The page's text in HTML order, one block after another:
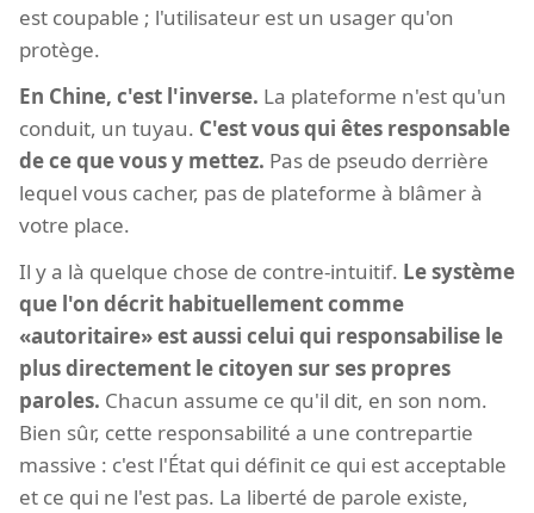
est coupable ; l'utilisateur est un usager qu'on
protège.
En Chine, c'est l'inverse. La plateforme n'est qu'un
conduit, un tuyau. C'est vous qui êtes responsable
de ce que vous y mettez. Pas de pseudo derrière
lequel vous cacher, pas de plateforme à blâmer à
votre place.
Il y a là quelque chose de contre-intuitif. Le système
que l'on décrit habituellement comme
«autoritaire» est aussi celui qui responsabilise le
plus directement le citoyen sur ses propres
paroles. Chacun assume ce qu'il dit, en son nom.
Bien sûr, cette responsabilité a une contrepartie
massive : c'est l'État qui définit ce qui est acceptable
et ce qui ne l'est pas. La liberté de parole existe,